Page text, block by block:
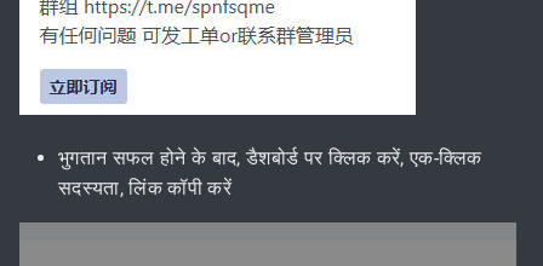
भुगतान सफल होने के बाद, डैशबोर्ड पर क्लिक करें, एक-क्लिक
सदस्यता, लिंक कॉपी करें